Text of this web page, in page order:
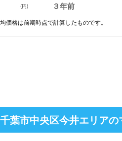
３年前
(円)
価格は前期時点で計算したものです。
葉市中央区今井エリアの